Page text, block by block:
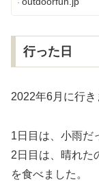
行った日
2022年6月に行き
1日目は、小雨だ
2日目は、晴れた
を食べました。